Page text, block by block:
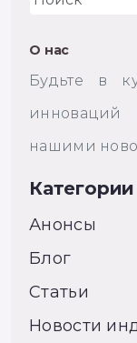
О нас
Будьте в
инноваций
нашими
Категории
Анонсы
Блог
Статьи
Новости